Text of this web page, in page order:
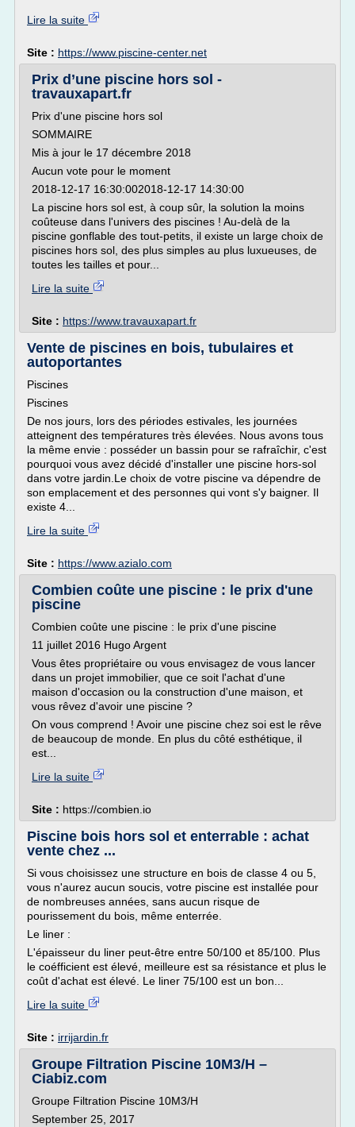
Lire la suite
Site : https://www.piscine-center.net
Prix d’une piscine hors sol -
travauxapart.fr
Prix d'une piscine hors sol
SOMMAIRE
Mis à jour le 17 décembre 2018
Aucun vote pour le moment
2018-12-17 16:30:002018-12-17 14:30:00
La piscine hors sol est, à coup sûr, la solution la moins
coûteuse dans l'univers des piscines ! Au-delà de la
piscine gonflable des tout-petits, il existe un large choix de
piscines hors sol, des plus simples au plus luxueuses, de
toutes les tailles et pour...
Lire la suite
Site : https://www.travauxapart.fr
Vente de piscines en bois, tubulaires et
autoportantes
Piscines
Piscines
De nos jours, lors des périodes estivales, les journées
atteignent des températures très élevées. Nous avons tous
la même envie : posséder un bassin pour se rafraîchir, c'est
pourquoi vous avez décidé d'installer une piscine hors-sol
dans votre jardin.Le choix de votre piscine va dépendre de
son emplacement et des personnes qui vont s'y baigner. Il
existe 4...
Lire la suite
Site : https://www.azialo.com
Combien coûte une piscine : le prix d'une
piscine
Combien coûte une piscine : le prix d'une piscine
11 juillet 2016 Hugo Argent
Vous êtes propriétaire ou vous envisagez de vous lancer
dans un projet immobilier, que ce soit l'achat d'une
maison d'occasion ou la construction d'une maison, et
vous rêvez d'avoir une piscine ?
On vous comprend ! Avoir une piscine chez soi est le rêve
de beaucoup de monde. En plus du côté esthétique, il
est...
Lire la suite
Site : https://combien.io
Piscine bois hors sol et enterrable : achat
vente chez ...
Si vous choisissez une structure en bois de classe 4 ou 5,
vous n'aurez aucun soucis, votre piscine est installée pour
de nombreuses années, sans aucun risque de
pourissement du bois, même enterrée.
Le liner :
L'épaisseur du liner peut-être entre 50/100 et 85/100. Plus
le coéfficient est élevé, meilleure est sa résistance et plus le
coût d'achat est élevé. Le liner 75/100 est un bon...
Lire la suite
Site : irrijardin.fr
Groupe Filtration Piscine 10M3/H –
Ciabiz.com
Groupe Filtration Piscine 10M3/H
September 25, 2017